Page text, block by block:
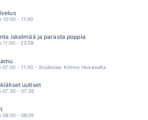
10:00 - 11:00
iskelmää ja parasta poppia
11:00 - 23:59
07:00 - 11:00 - Studiossa: Kimmo Hoivassilta
uutiset
07:30 - 07:35
08:00 - 08:05